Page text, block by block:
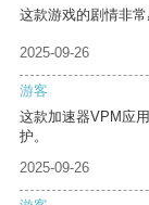
这款游戏的剧情非常
2025-09-26
游客
这款加速器VPM应
护。
2025-09-26